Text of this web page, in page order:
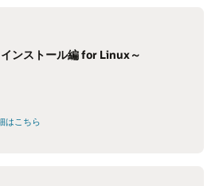
ンストール編 for Linux～
はこちら